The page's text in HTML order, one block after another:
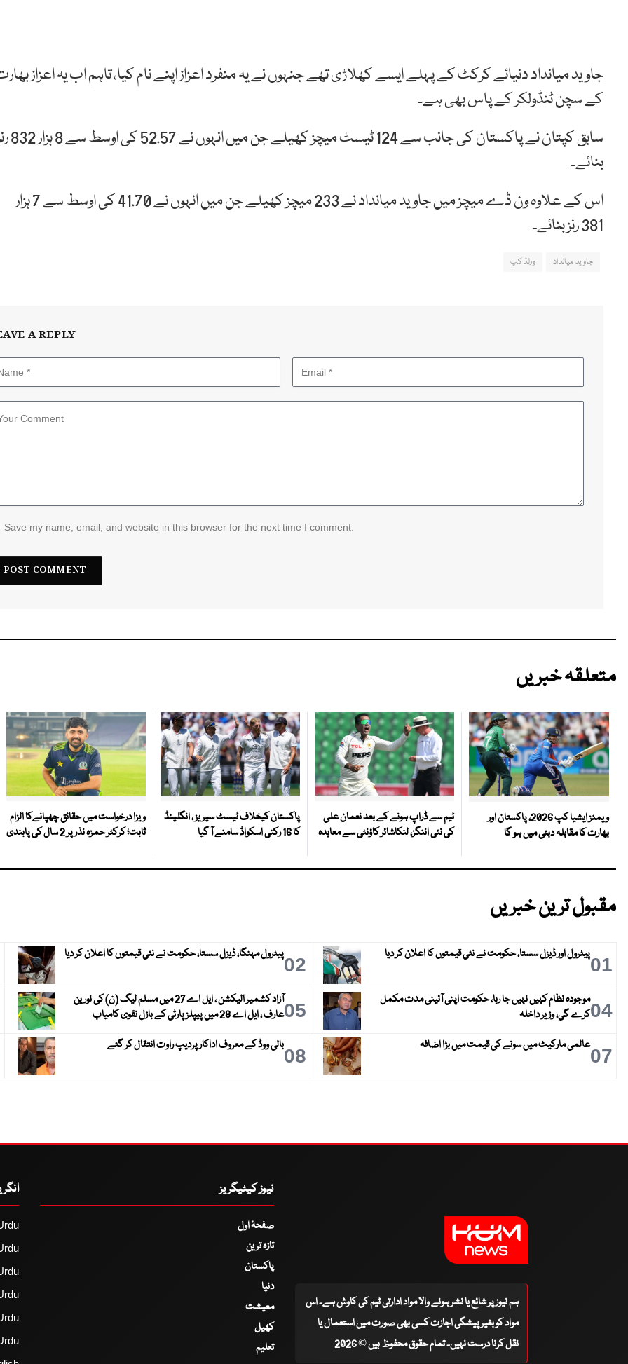
جاوید میانداد دنیائے کرکٹ کے پہلے ایسے کھلاڑی تھے جنہوں نے یہ منفرد اعزاز اپنے نام کیا، تاہم اب یہ اعزاز
کے سچن ٹنڈولکر کے پاس بھی ہے۔
سابق کپتان نے پاکستان کی جانب سے 124
بنائے۔
اس کے علاوہ ون ڈے میچز میں جاوید میانداد نے 233 میچز کھیلے جن میں انہوں نے 41.70 کی اوسط سے 7 ہزار
381 رنز بنائے۔
جاوید میانداد ورلڈ کپ
A REPLY
Save my name, email, and website in this browser for the next time I comment.
متعلقہ خبریں
ویمنز ایشیا کپ 2026، پاکستان اور
بھارت کا مقابلہ دبئی میں ہو گا
ٹیم سے ڈراپ ہونے کے بعد نعمان علی
کی نئی اننگز، لنکاشائر کاؤنٹی سے معاہدہ
پاکستان کیخلاف ٹیسٹ سیریز ، انگلینڈ
کا 16 رکنی اسکواڈ سامنے آ گیا
ویزا درخواست میں حقائق چھپانےکا الزام
ثابت؛ کرکٹر حمزہ نذر پر 2 سال کی پابندی
مقبول ترین خبریں
01پیٹرول اور ڈیزل سستا، حکومت نے نئی قیمتوں کا اعلان کر دیا 02پیٹرول مہنگا، ڈیزل سستا، حکومت نے نئی قیمتوں کا اعلان کر دیا
04موجودہ نظام کہیں نہیں جا رہا، حکومت اپنی آئینی مدت مکمل
کرے گی، وزیر داخلہ
05
آزاد کشمیر الیکشن ، ایل اے 27 میں مسلم لیگ (ن) کی نورین
عارف ، ایل اے 28 میں پیپلز پارٹی کے بازل نقوی کامیاب
07عالمی مارکیٹ میں سونے کی قیمت میں بڑا اضافہ 08بالی ووڈ کے معروف اداکار پردیپ راوت انتقال کر گئے
ہم نیوز پر شائع یا نشر ہونے والا مواد ادارتی ٹیم کی کاوش ہے۔ اس
مواد کو بغیر پیشگی اجازت کسی بھی صورت میں استعمال یا
نقل کرنا درست نہیں۔ تمام حقوق محفوظ ہیں © 2026
نیوز کیٹیگریز
صفحۂ اول
تازہ ترین
پاکستان
دنیا
معیشت
کھیل
تعلیم